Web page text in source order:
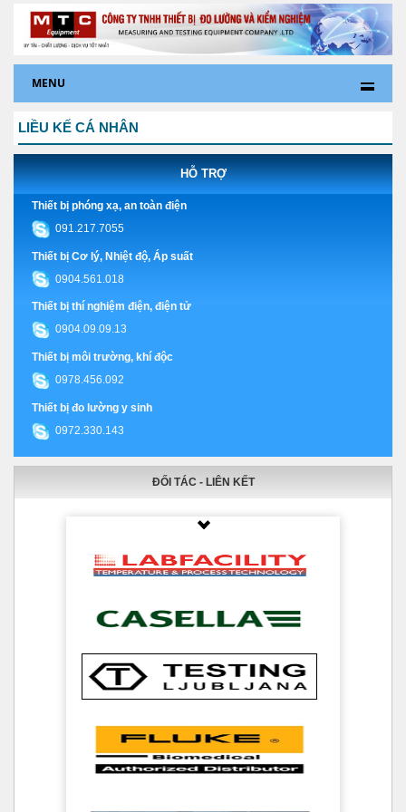
MENU
LIỀU KẾ CÁ NHÂN
HỖ TRỢ
Thiết bị phóng xạ, an toàn điện
091.217.7055
Thiết bị Cơ lý, Nhiệt độ, Áp suất
0904.561.018
Thiết bị thí nghiệm điện, điện tử
0904.09.09.13
Thiết bị môi trường, khí độc
0978.456.092
Thiết bị đo lường y sinh
0972.330.143
ĐỐI TÁC - LIÊN KẾT